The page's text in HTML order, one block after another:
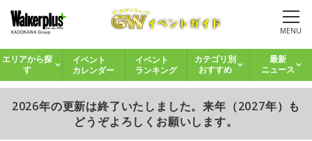
MENU
エリアから探
す
イベント
カレンダー
イベント
ランキング
カテゴリ別
おすすめ
最新
ニュース
2026年の更新は終了いたしました。来年（2027年）も
どうぞよろしくお願いします。